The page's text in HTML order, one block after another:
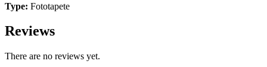
Type: Fototapete
Reviews
There are no reviews yet.